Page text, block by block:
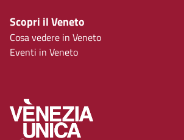
Scopri il Veneto
Cosa vedere in Veneto
Eventi in Veneto